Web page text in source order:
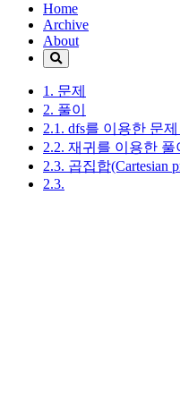
Home
Archive
About
1. 문제
2. 풀이
2.1. dfs를 이용한 문제
2.2. 재귀를 이용한 풀
2.3. 곱집합(Cartesian
2.3.